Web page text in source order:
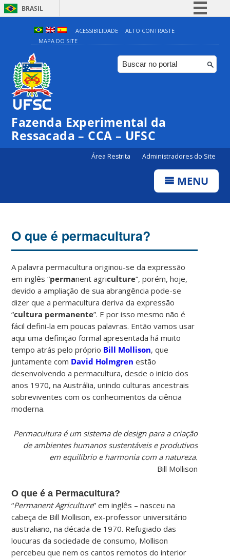
BRASIL
Simplifique!
Comunica BR
Participe
ACESSIBILIDADE
ALTO CONTRASTE
MAPA DO SITE
Fazenda Experimental da
Ressacada – CCA – UFSC
Área Restrita Administradores do Site
MENU
O que é permacultura?
A palavra permacultura originou-se da expressão
em inglês “permanent agriculture“, porém, hoje,
devido a ampliação de sua abrangência pode-se
dizer que a permacultura deriva da expressão
“cultura permanente”. E por isso mesmo não é
fácil defini-la em poucas palavras. Então vamos usar
aqui uma definição formal apresentada há muito
tempo atrás pelo próprio Bill Mollison, que
juntamente com David Holmgren estão
desenvolvendo a permacultura, desde o início dos
anos 1970, na Austrália, unindo culturas ancestrais
sobreviventes com os conhecimentos da ciência
moderna.
Permacultura é um sistema de design para a criação
de ambientes humanos sustentáveis e produtivos
em equilíbrio e harmonia com a natureza.
Bill Mollison
O que é a Permacultura?
“Permanent Agriculture” em inglês – nasceu na
cabeça de Bill Mollison, ex-professor universitário
australiano, na década de 1970. Refugiado das
loucuras da sociedade de consumo, Mollison
percebeu que nem os cantos remotos do interior